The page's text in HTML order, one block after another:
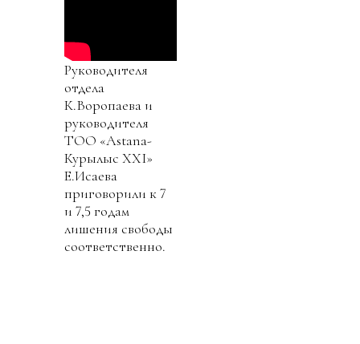
Руководителя
отдела
К.Воропаева и
руководителя
ТОО «Аstana-
Курылыс ХХI»
Е.Исаева
приговорили к 7
и 7,5 годам
лишения свободы
соответственно.